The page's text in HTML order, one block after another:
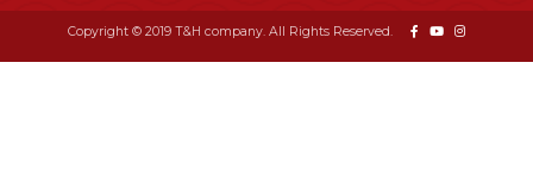
Copyright © 2019 T&H company. All Rights Reserved.